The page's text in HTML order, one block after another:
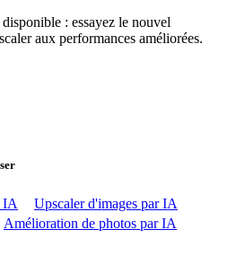
: essayez le nouvel
aux performances améliorées.
IA
Upscaler d'images par IA
Amélioration de photos par IA